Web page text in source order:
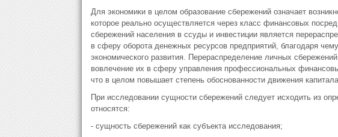
Для экономики в целом образование сбережений означает
которое реально осуществляется через класс финансовых
сбережений населения в ссуды и инвестиции является
в сферу оборота денежных ресурсов предприятий, благодаря
экономического развития. Перераспределение личных
вовлечение их в сферу управления профессиональных
что в целом повышает степень обоснованности движения
При исследовании сущности сбережений следует исходить из
относятся:
- сущность сбережений как субъекта исследования;